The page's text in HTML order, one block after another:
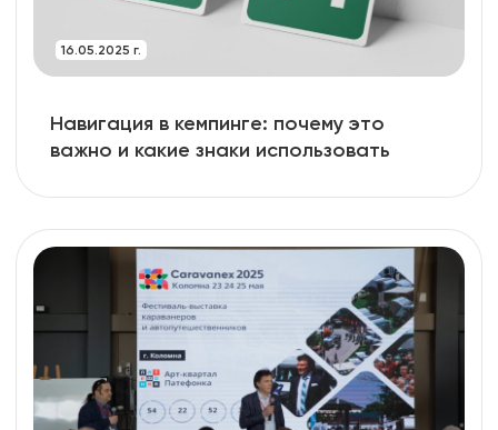
16.05.2025 г.
Навигация в кемпинге: почему это
важно и какие знаки использовать